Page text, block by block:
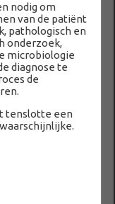
nodig om
van de patiënt
pathologisch en
onderzoek,
microbiologie
diagnose te
de
tenslotte een